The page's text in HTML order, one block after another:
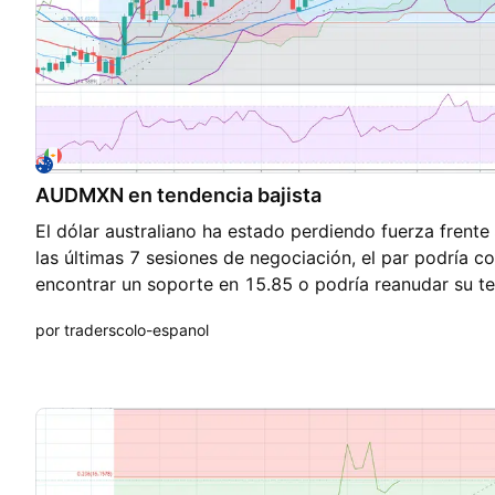
futuros. Obten una guia para operar cryptomonedas
welcome.baxiamarkets.com
AUDMXN en tendencia bajista
El dólar australiano ha estado perdiendo fuerza
las últimas 7 sesiones de negociación, el par podría
encontrar un soporte en 15.85 o podría reanudar su
más cerca de la banda inferior lo que significa que el
más que suficiente para retomar su tendencia alcista.
proporciona asesorías financieras para los
educativo, usa toda la información disponible de
por traderscolo-espanol